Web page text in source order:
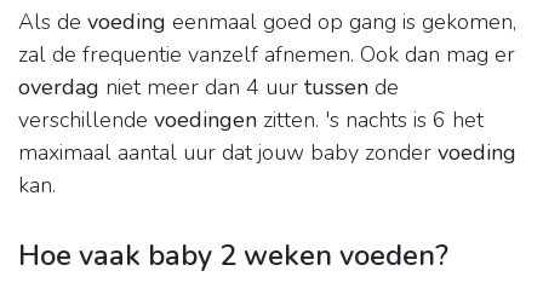
Als de voeding eenmaal goed op gang is gekomen,
zal de frequentie vanzelf afnemen. Ook dan mag er
overdag niet meer dan 4 uur tussen de
verschillende voedingen zitten. 's nachts is 6 het
maximaal aantal uur dat jouw baby zonder voeding
kan.
Hoe vaak baby 2 weken voeden?